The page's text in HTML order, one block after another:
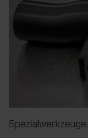
Spezialwerkzeuge.